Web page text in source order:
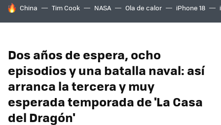
HOY SE HABLA DE
China Tim Cook NASA Ola de calor iPhone 18
Dos años de espera, ocho
episodios y una batalla naval: así
arranca la tercera y muy
esperada temporada de 'La Casa
del Dragón'